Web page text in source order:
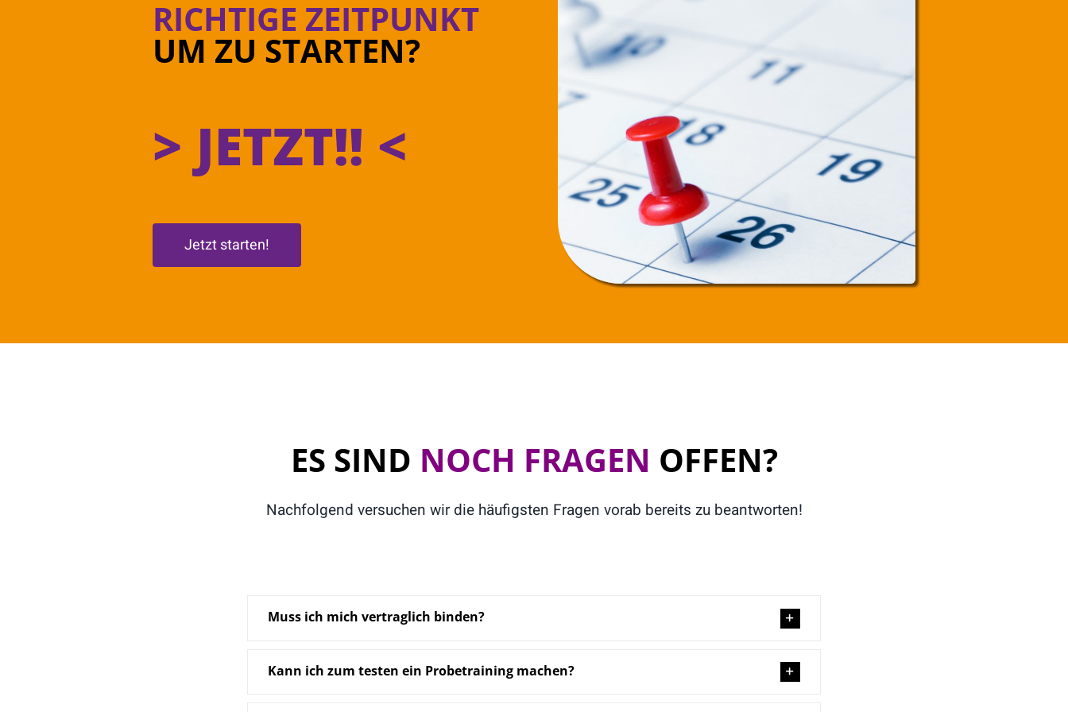
RICHTIGE ZEITPUNKT
UM ZU STARTEN?
> JETZT!! <
Jetzt starten!
ES SIND NOCH FRAGEN OFFEN?
Nachfolgend versuchen wir die häufigsten Fragen vorab bereits zu beantworten!
Muss ich mich vertraglich binden?
Kann ich zum testen ein Probetraining machen?